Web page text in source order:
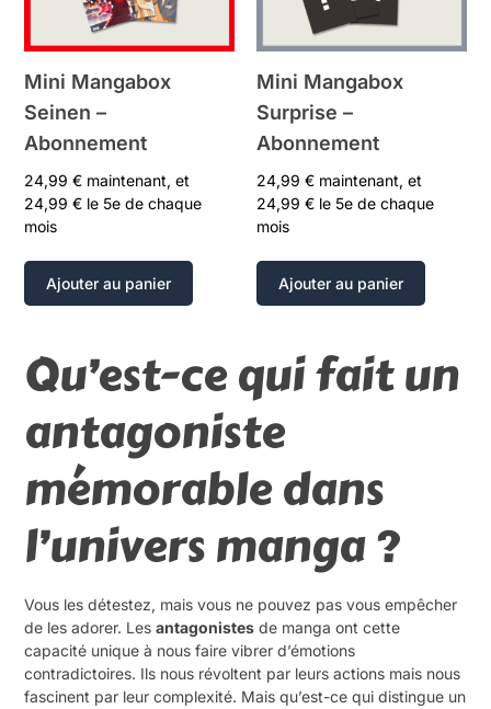
Mini Mangabox
Seinen –
Abonnement
24,99€ maintenant, et
24,99€ le 5e de chaque
mois
Ajouter au panier
Mini Mangabox
Surprise –
Abonnement
24,99 € maintenant, et
24,99 € le 5e de chaque
mois
Ajouter au panier
Qu’est-ce qui fait un
antagoniste
mémorable dans
l’univers manga ?
Vous les détestez, mais vous ne pouvez pas vous empêcher
de les adorer. Lesantagonistes de manga ont cette
capacité unique à nous faire vibrer d’émotions
contradictoires. Ils nous révoltent par leurs actions mais nous
fascinent par leur complexité. Mais qu’est-ce qui distingue un